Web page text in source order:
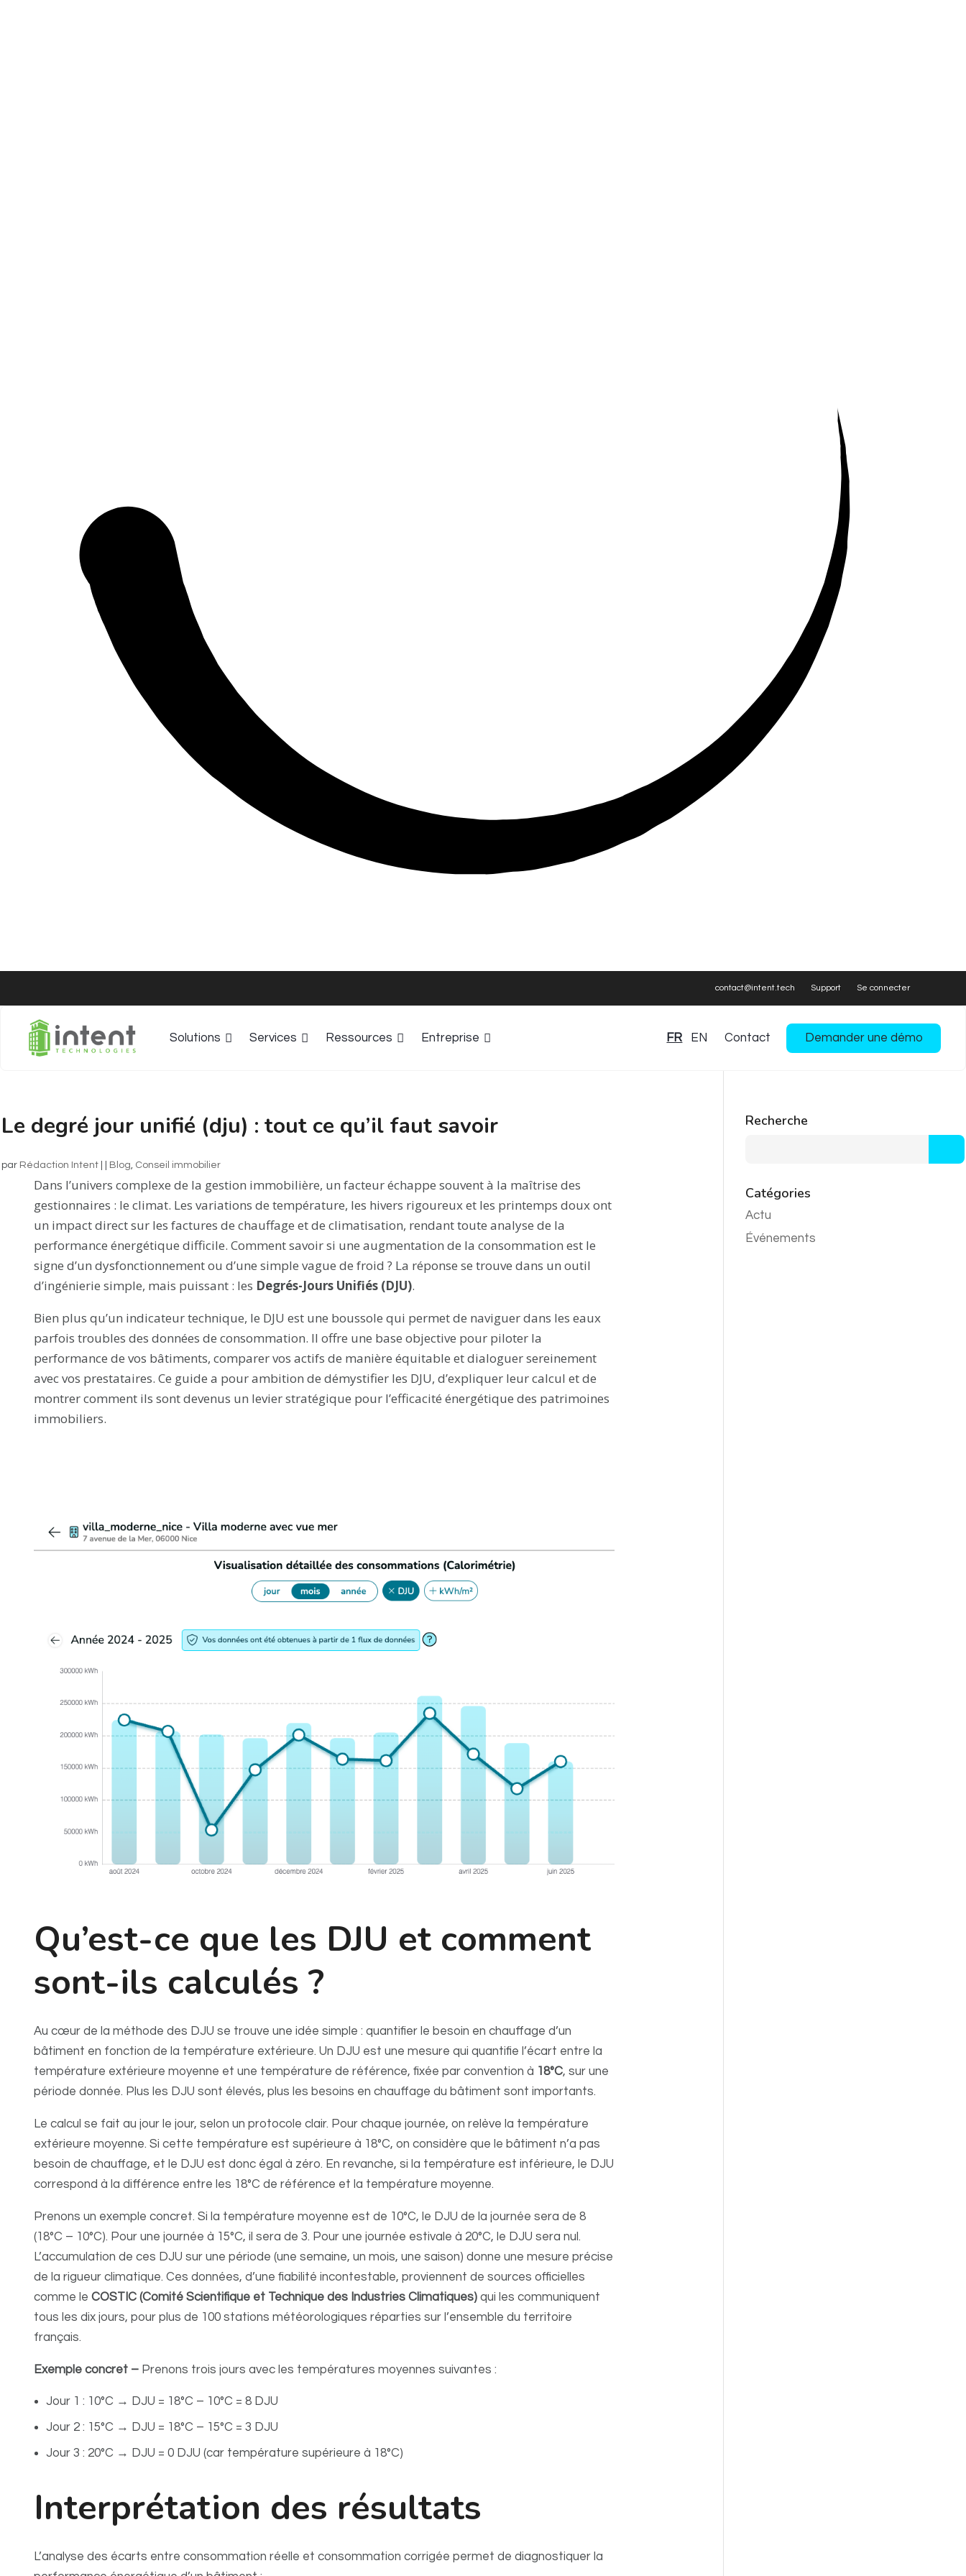
contact@intent.tech Support Se connecter
Solutions Services Ressources Entreprise FR EN Contact Demander une démo
Le degré jour unifié (dju) : tout ce qu’il faut savoir
par Rédaction Intent Blog, Conseil immobilier​
Dans l’univers complexe de la gestion immobilière, un facteur échappe souvent à la maîtrise des
gestionnaires : le climat. Les variations de température, les hivers rigoureux et les printemps doux ont
un impact direct sur les factures de chauffage et de climatisation, rendant toute analyse de la
performance énergétique difficile. Comment savoir si une augmentation de la consommation est le
signe d’un dysfonctionnement ou d’une simple vague de froid ? La réponse se trouve dans un outil
d’ingénierie simple, mais puissant : les Degrés-Jours Unifiés (DJU).
Bien plus qu’un indicateur technique, le DJU est une boussole qui permet de naviguer dans les eaux
parfois troubles des données de consommation. Il offre une base objective pour piloter la
performance de vos bâtiments, comparer vos actifs de manière équitable et dialoguer sereinement
avec vos prestataires. Ce guide a pour ambition de démystifier les DJU, d’expliquer leur calcul et de
montrer comment ils sont devenus un levier stratégique pour l’efficacité énergétique des patrimoines
immobiliers.
Qu’est-ce que les DJU et comment
sont-ils calculés ?
Au cœur de la méthode des DJU se trouve une idée simple : quantifier le besoin en chauffage d’un
bâtiment en fonction de la température extérieure. Un DJU est une mesure qui quantifie l’écart entre la
température extérieure moyenne et une température de référence, fixée par convention à 18°C, sur une
période donnée. Plus les DJU sont élevés, plus les besoins en chauffage du bâtiment sont importants.
Le calcul se fait au jour le jour, selon un protocole clair. Pour chaque journée, on relève la température
extérieure moyenne. Si cette température est supérieure à 18°C, on considère que le bâtiment n’a pas
besoin de chauffage, et le DJU est donc égal à zéro. En revanche, si la température est inférieure, le DJU
correspond à la différence entre les 18°C de référence et la température moyenne.
Prenons un exemple concret. Si la température moyenne est de 10°C, le DJU de la journée sera de 8
(18°C – 10°C). Pour une journée à 15°C, il sera de 3. Pour une journée estivale à 20°C, le DJU sera nul.
L’accumulation de ces DJU sur une période (une semaine, un mois, une saison) donne une mesure précise
de la rigueur climatique. Ces données, d’une fiabilité incontestable, proviennent de sources officielles
comme le COSTIC (Comité Scientifique et Technique des Industries Climatiques)qui les communiquent
tous les dix jours, pour plus de 100 stations météorologiques réparties sur l’ensemble du territoire
français.
Exemple concret – Prenons trois jours avec les températures moyennes suivantes :
Jour 1 : 10°C → DJU = 18°C – 10°C = 8 DJU
Jour 2 : 15°C → DJU = 18°C – 15°C = 3 DJU
Jour 3 : 20°C → DJU = 0 DJU (car température supérieure à 18°C)
Interprétation des résultats
L’analyse des écarts entre consommation réelle et consommation corrigée permet de diagnostiquer la
Recherche
Catégories
Actu
Événements